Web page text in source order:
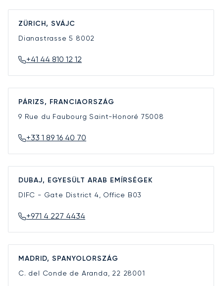
ZÜRICH, SVÁJC
Dianastrasse 5 8002
+41 44 810 12 12
PÁRIZS, FRANCIAORSZÁG
9 Rue du Faubourg Saint-Honoré 75008
+33 1 89 16 40 70
DUBAJ, EGYESÜLT ARAB EMÍRSÉGEK
DIFC - Gate District 4, Office B03
+971 4 227 4434
MADRID, SPANYOLORSZÁG
C. del Conde de Aranda, 22 28001